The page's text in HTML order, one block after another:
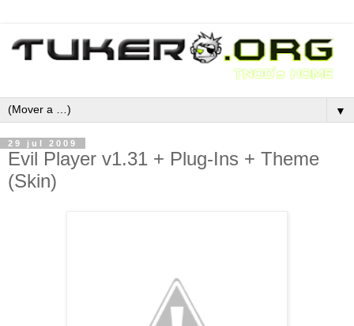
▼
29 jul 2009
Evil Player v1.31 + Plug-Ins + Theme
(Skin)